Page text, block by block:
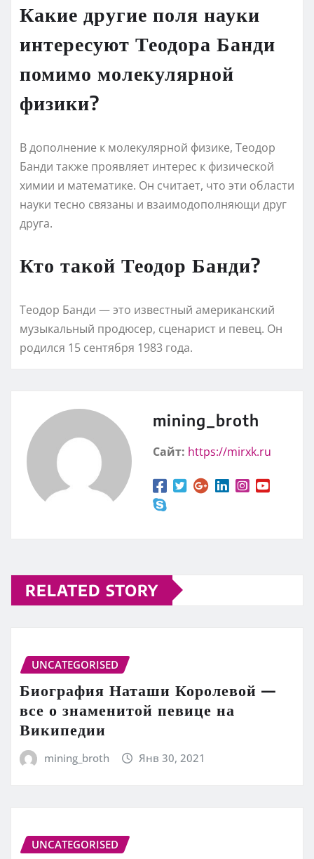
Какие другие поля науки
интересуют Теодора Банди
помимо молекулярной
физики?
В дополнение к молекулярной физике, Теодор
Банди также проявляет интерес к физической
химии и математике. Он считает, что эти области
науки тесно связаны и взаимодополняющи друг
друга.
Кто такой Теодор Банди?
Теодор Банди — это известный американский
музыкальный продюсер, сценарист и певец. Он
родился 15 сентября 1983 года.
mining_broth
Сайт: https://mirxk.ru
RELATED STORY
UNCATEGORISED
Биография Наташи Королевой —
все о знаменитой певице на
Википедии
mining_broth Янв 30, 2021
UNCATEGORISED